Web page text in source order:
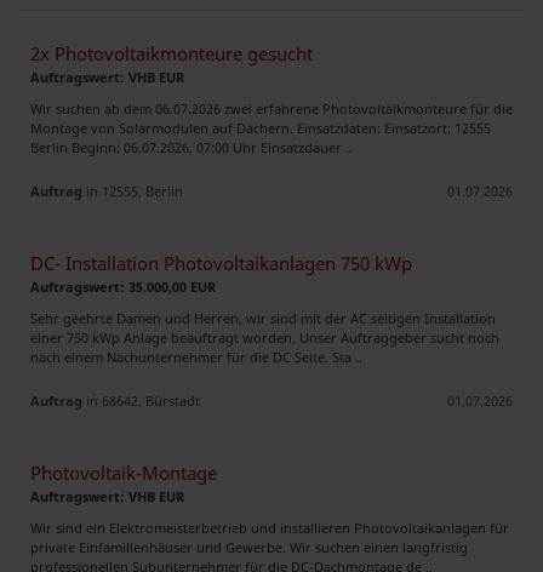
2x Photovoltaikmonteure gesucht
Auftragswert: VHB EUR
Wir suchen ab dem 06.07.2026 zwei erfahrene Photovoltaikmonteure für die
Montage von Solarmodulen auf Dächern. Einsatzdaten: Einsatzort: 12555
Berlin Beginn: 06.07.2026, 07:00 Uhr Einsatzdauer ..
Auftrag in 12555, Berlin 01.07.2026
DC- Installation Photovoltaikanlagen 750 kWp
Auftragswert: 35.000,00 EUR
Sehr geehrte Damen und Herren, wir sind mit der AC seitigen Installation
einer 750 kWp Anlage beauftragt worden. Unser Auftraggeber sucht noch
nach einem Nachunternehmer für die DC Seite. Sta ..
Auftrag in 68642, Bürstadt 01.07.2026
Photovoltaik-Montage
Auftragswert: VHB EUR
Wir sind ein Elektromeisterbetrieb und installieren Photovoltaikanlagen für
private Einfamilienhäuser und Gewerbe. Wir suchen einen langfristig
professionellen Subunternehmer für die DC-Dachmontage de ..